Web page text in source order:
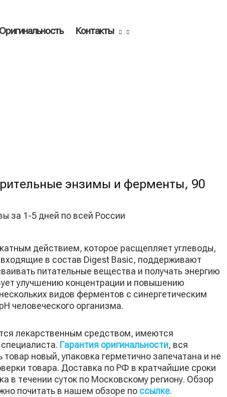
Оригинальность Контакты
энзимы и ферменты, 90
за 1-5 дней по всей России
действием, которое расщепляет углеводы,
в состав Digest Basic, поддерживают
питательные вещества и получать энергию
улучшению концентрации и повышению
видов ферментов с синергетическим
человеческого организма.
лекарственным средством, имеются
Гарантия оригинальности, вся
новый, упаковка герметично запечатана и не
товара. Доставка по РФ в кратчайшие сроки
в течении суток по Московскому региону. Обзор
почитать в нашем обзоре по ссылке.